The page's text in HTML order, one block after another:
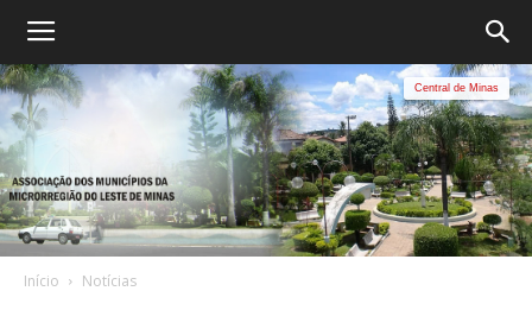
Central de Minas
Início Notícias